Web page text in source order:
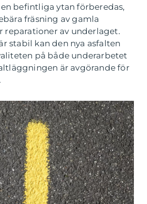
befintliga ytan förberedas,
fräsning av gamla
reparationer av underlaget.
stabil kan den nya asfalten
på både underarbetet
är avgörande för